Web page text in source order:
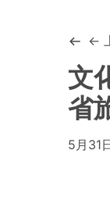
←
文
省
5月31